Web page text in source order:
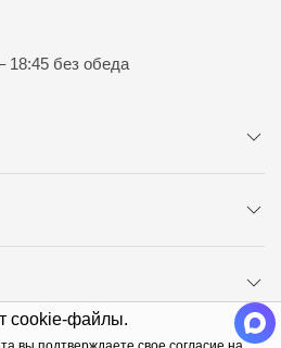
cookie-файлы.
18:45 без обеда